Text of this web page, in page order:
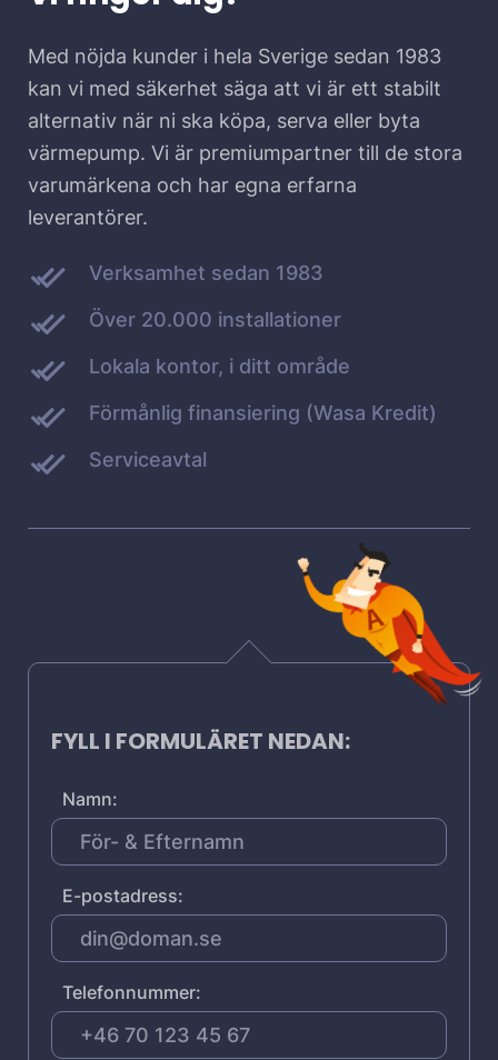
Med nöjda kunder i hela Sverige sedan 1983
kan vi med säkerhet säga att vi är ett stabilt
alternativ när ni ska köpa, serva eller byta
värmepump. Vi är premiumpartner till de stora
varumärkena och har egna erfarna
leverantörer.
Verksamhet sedan 1983
Över 20.000 installationer
Lokala kontor, i ditt område
Förmånlig finansiering (Wasa Kredit)
Serviceavtal
FYLL I FORMULÄRET NEDAN:
Namn:
E-postadress:
Telefonnummer: